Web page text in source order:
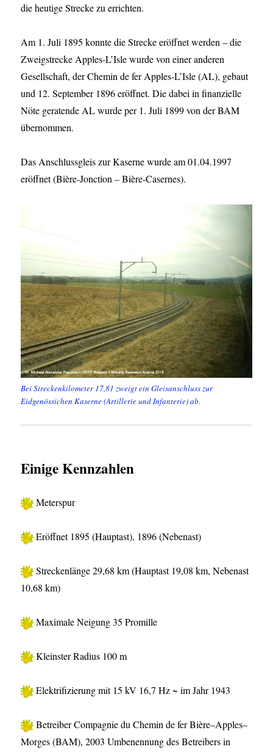
die heutige Strecke zu errichten.
Am 1. Juli 1895 konnte die Strecke eröffnet werden – die
Zweigstrecke Apples-L’Isle wurde von einer anderen
Gesellschaft, der Chemin de fer Apples-L’Isle (AL), gebaut
und 12. September 1896 eröffnet. Die dabei in finanzielle
Nöte geratende AL wurde per 1. Juli 1899 von der BAM
übernommen.
Das Anschlussgleis zur Kaserne wurde am 01.04.1997
eröffnet (Bière-Jonction – Bière-Casernes).
Bei Streckenkilometer 17,81 zweigt ein Gleisanschluss zur
Eidgenössichen Kaserne (Artillerie und Infanterie) ab.
Einige Kennzahlen
Meterspur
Eröffnet 1895 (Hauptast), 1896 (Nebenast)
Streckenlänge 29,68 km (Hauptast 19,08 km, Nebenast
10,68 km)
Maximale Neigung 35 Promille
Kleinster Radius 100 m
Elektrifizierung mit 15 kV 16,7 Hz ~ im Jahr 1943
Betreiber Compagnie du Chemin de fer Bière–Apples–
Morges (BAM), 2003 Umbenennung des Betreibers in